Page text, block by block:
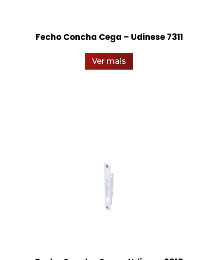
Fecho Concha Cega – Udinese 7311
Ver mais